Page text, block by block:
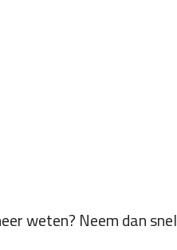
weten? Neem dan snel